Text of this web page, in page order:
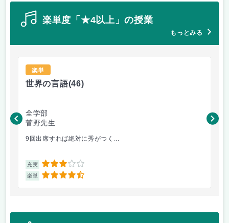
楽単度「★4以上」の授業
もっとみる
楽単
世界の言語(46)
全学部
菅野先生
9回出席すれば絶対に秀がつく...
充実 3
楽単 4.5
菅